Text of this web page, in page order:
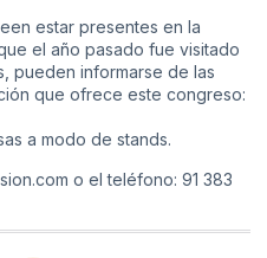
estar presentes en la
el año pasado fue visitado
pueden informarse de las
que ofrece este congreso:
a modo de stands.
o el teléfono: 91 383